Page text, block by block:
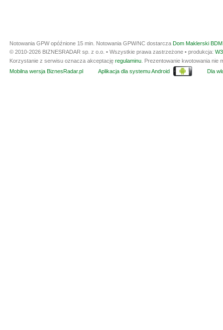
Notowania GPW opóźnione 15 min. Notowania GPW/NC dostarcza Dom Maklerski
© 2010-2026 BIZNESRADAR sp. z o.o. • Wszystkie prawa zastrzeżone • produkcja:
Korzystanie z serwisu oznacza akceptację regulaminu . Prezentowanie kwotowania
Mobilna wersja BiznesRadar.pl
Aplikacja dla systemu Android Dla